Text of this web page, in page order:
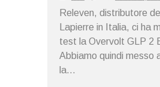
Releven, distributore
Lapierre in Italia, ci ha
test la Overvolt GLP 2
Abbiamo quindi messo
la...